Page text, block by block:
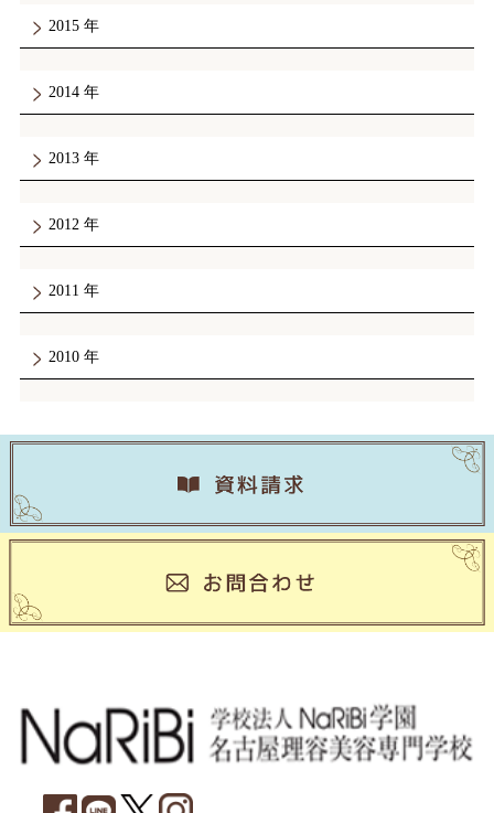
2015
2014
2013
2012
2011
2010